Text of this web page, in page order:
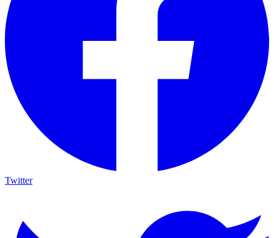
Twitter